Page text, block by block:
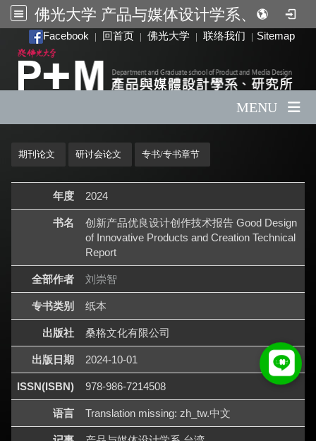
佛光大学 产品与媒体设计学系、研究所
Facebook 回首页 佛光大学 联络我们 Sitemap
MENU
期刊论文 研讨会论文 专书/专书章节
年度 2024
书名
创新产品优良设计创作技术报告 Good Design
of Innovative Products and Creation Technical
Report
全部作者 刘崇智
专书类别 纸本
出版社 桑格文化有限公司
出版日期 2024-10-01
ISSN(ISBN) 978-986-7214508
语言 Translation missing: zh_tw.中文